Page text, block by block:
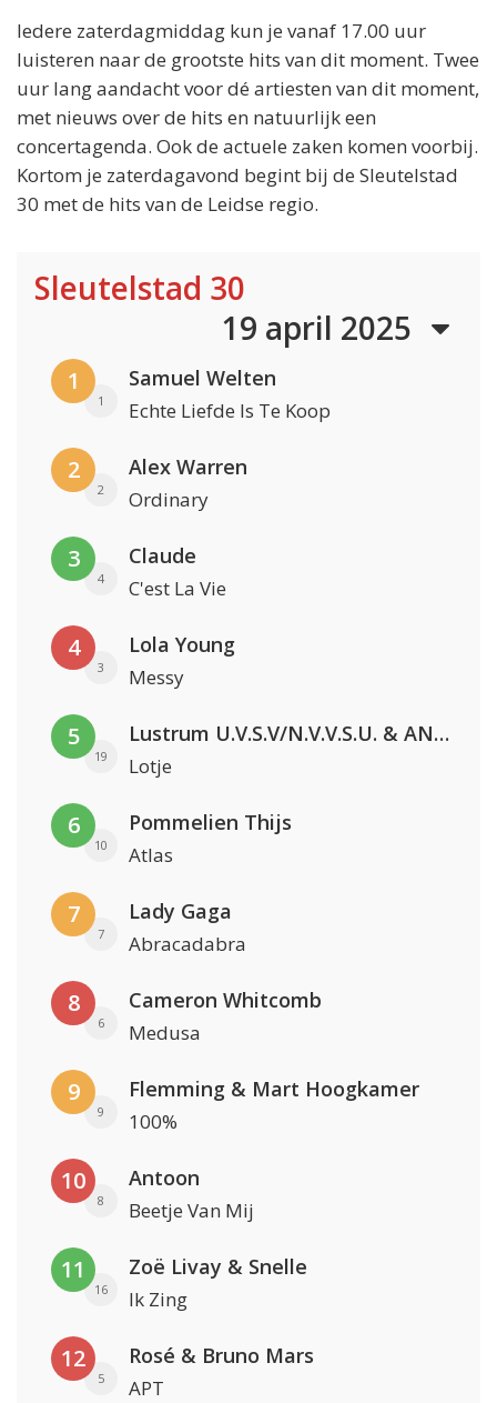
Iedere zaterdagmiddag kun je vanaf 17.00 uur
luisteren naar de grootste hits van dit moment. Twee
uur lang aandacht voor dé artiesten van dit moment,
met nieuws over de hits en natuurlijk een
concertagenda. Ook de actuele zaken komen voorbij.
Kortom je zaterdagavond begint bij de Sleutelstad
30 met de hits van de Leidse regio.
Sleutelstad 30
19 april 2025
1
1
Samuel Welten
Echte Liefde Is Te Koop
2
2
Alex Warren
Ordinary
3
4
Claude
C'est La Vie
4
3
Lola Young
Messy
5
19
Lustrum U.V.S.V/N.V.V.S.U. & ANNO ONS & Jopke van Dobbenburgh & Roeland Beelen
Lotje
6
10
Pommelien Thijs
Atlas
7
7
Lady Gaga
Abracadabra
8
6
Cameron Whitcomb
Medusa
9
9
Flemming & Mart Hoogkamer
100%
10
8
Antoon
Beetje Van Mij
11
16
Zoë Livay & Snelle
Ik Zing
12
5
Rosé & Bruno Mars
APT